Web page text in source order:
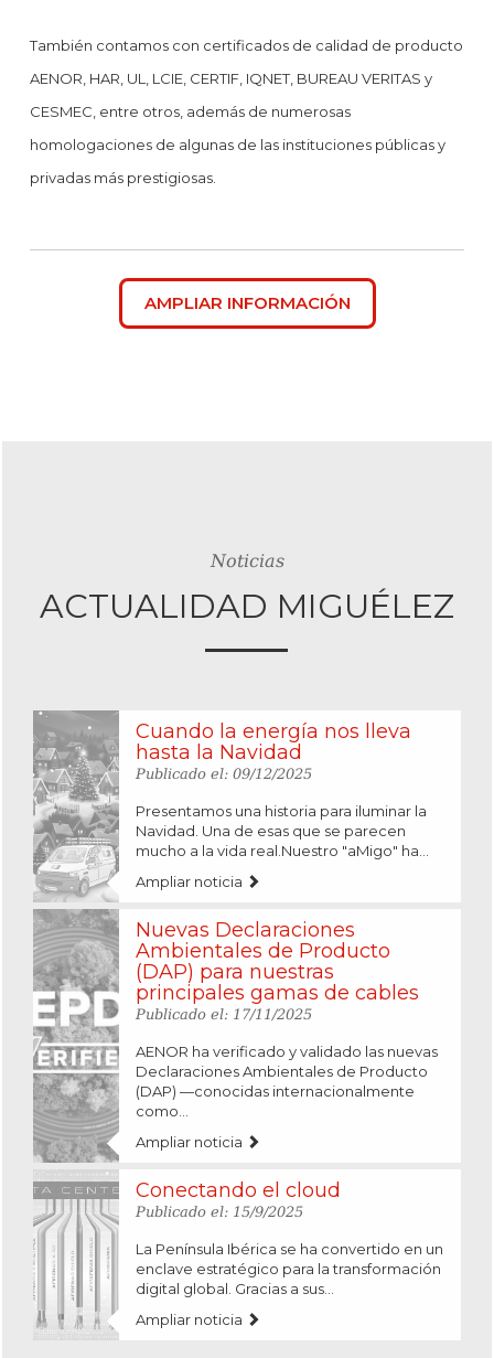
También contamos con certificados de calidad de producto
AENOR, HAR, UL, LCIE, CERTIF, IQNET, BUREAU VERITAS y
CESMEC, entre otros, además de numerosas
homologaciones de algunas de las instituciones públicas y
privadas más prestigiosas.
AMPLIAR INFORMACIÓN
Noticias
ACTUALIDAD MIGUÉLEZ
Cuando la energía nos lleva
hasta la Navidad
Publicado el: 09/12/2025
Presentamos una historia para iluminar la
Navidad. Una de esas que se parecen
mucho a la vida real.Nuestro "aMigo" ha...
Ampliar noticia
Nuevas Declaraciones
Ambientales de Producto
(DAP) para nuestras
principales gamas de cables
Publicado el: 17/11/2025
AENOR ha verificado y validado las nuevas
Declaraciones Ambientales de Producto
(DAP) —conocidas internacionalmente
como...
Ampliar noticia
Conectando el cloud
Publicado el: 15/9/2025
La Península Ibérica se ha convertido en un
enclave estratégico para la transformación
digital global. Gracias a sus...
Ampliar noticia